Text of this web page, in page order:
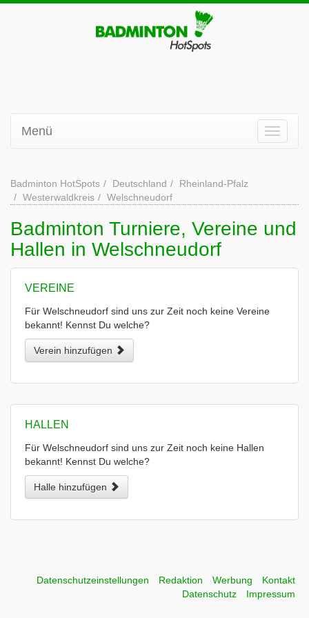
Menü
Badminton HotSpots Deutschland
Rheinland-Pfalz
Westerwaldkreis
Welschneudorf
Badminton Turniere, Vereine und
Hallen in Welschneudorf
VEREINE
Für Welschneudorf sind uns zur Zeit noch keine Vereine
bekannt! Kennst Du welche?
Verein hinzufügen
HALLEN
Für Welschneudorf sind uns zur Zeit noch keine Hallen
bekannt! Kennst Du welche?
Halle hinzufügen
Datenschutzeinstellungen Redaktion Werbung
Kontakt
Datenschutz
Impressum